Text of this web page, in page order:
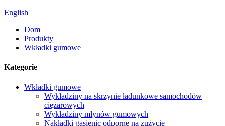
English
Dom
Produkty
Wkładki gumowe
Kategorie
Wkładki gumowe
Wykładziny na skrzynie ładunkowe samochodów
ciężarowych
Wykładziny młynów gumowych
Nakładki gąsienic odporne na zużycie